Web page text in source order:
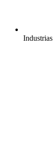
Industrias